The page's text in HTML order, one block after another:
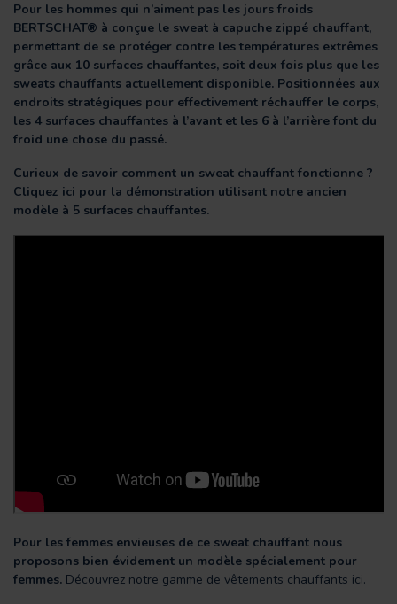
Pour les hommes qui n’aiment pas les jours froids
BERTSCHAT® à conçue le sweat à capuche zippé chauffant,
permettant de se protéger contre les températures extrêmes
grâce aux 10 surfaces chauffantes, soit deux fois plus que les
sweats chauffants actuellement disponible. Positionnées aux
endroits stratégiques pour effectivement réchauffer le corps,
les 4 surfaces chauffantes à l’avant et les 6 à l’arrière font du
froid une chose du passé.
Curieux de savoir comment un sweat chauffant fonctionne ?
Cliquez ici pour la démonstration utilisant notre ancien
modèle à 5 surfaces chauffantes.
Pour les femmes envieuses de ce sweat chauffant nous
proposons bien évidement un modèle spécialement pour
femmes. Découvrez notre gamme de vêtements chauffants ici.